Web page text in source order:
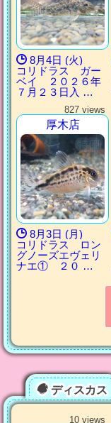
8月4日 (火)
コリドラス ガー
ベイ ２０２６年
７月２３日入 …
827 views
厚木店
8月3日 (月)
コリドラス ロン
グノーズエヴェリ
ナエ① ２０ …
ディスカス
10 views